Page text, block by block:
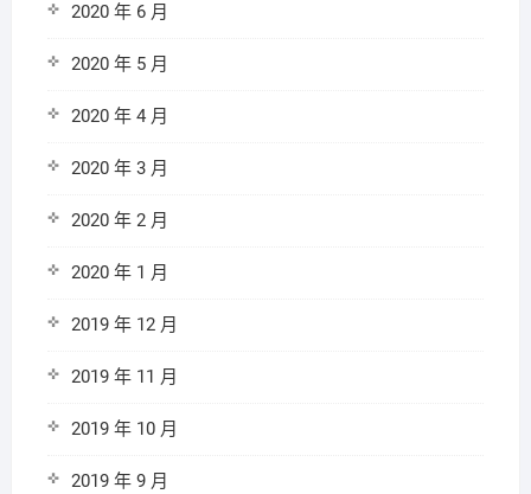
2020 年 6 月
2020 年 5 月
2020 年 4 月
2020 年 3 月
2020 年 2 月
2020 年 1 月
2019 年 12 月
2019 年 11 月
2019 年 10 月
2019 年 9 月